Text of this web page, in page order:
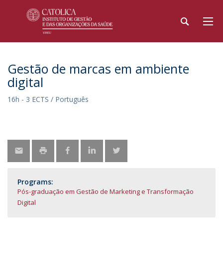
Gestão de marcas em ambiente
digital
16h - 3 ECTS / Português
Programs:
Pós-graduação em Gestão de Marketing e Transformação
Digital